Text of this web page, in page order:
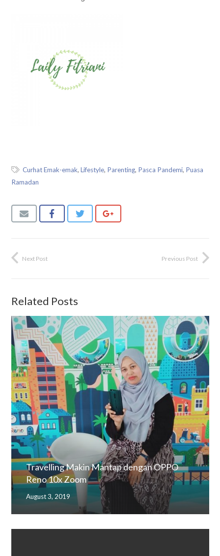
Curhat Emak-emak, Lifestyle, Parenting, Pasca Pandemi, Puasa
Ramadan
Previous Post
Next Post
Related Posts
Travelling Makin Mantap dengan OPPO
Reno 10x Zoom
August 3, 2019